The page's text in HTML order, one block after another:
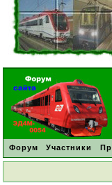
Форум Участники